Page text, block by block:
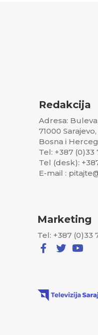
Redakcija
Adresa:
71000 Sarajevo,
Bosna i
Tel: +387 (0)33
Tel (desk):
E-mail :
Marketing
Tel: +387 (0)33